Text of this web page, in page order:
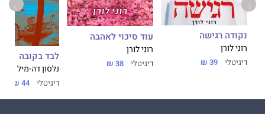
נקודה רגישה
רוני לורן
דיגיטלי 39 ₪
עוד סיכוי לאהבה
רוני לורן
דיגיטלי 38 ₪
לבד בקובה
נלסון דה-מיל
דיגיטלי 44 ₪